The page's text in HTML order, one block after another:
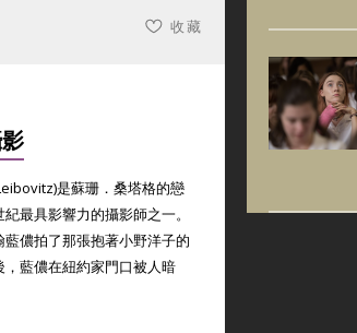
收藏
是蘇珊．桑塔格的戀
最具影響力的攝影師之一。
儂拍了那張抱著小野洋子的
藍儂在紐約家門口被人暗